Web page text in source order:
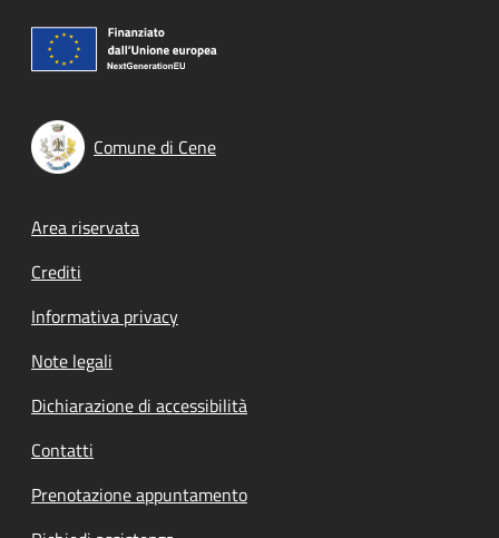
Comune di Cene
Footer menu
Area riservata
Crediti
Informativa privacy
Note legali
Dichiarazione di accessibilità
Contatti
Prenotazione appuntamento